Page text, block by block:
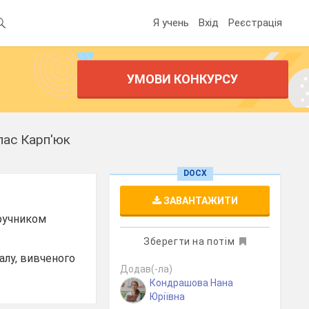
Я учень Вхід Реєстрація
УМОВИ КОНКУРСУ
Карп'юк
вивченого
DOCX
ЗАВАНТАЖИТИ
Зберегти на потім
Додав(-ла)
Кондрашова Нана
Юріївна